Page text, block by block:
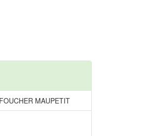
MAUPETIT